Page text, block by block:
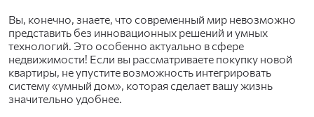
Вы, конечно, знаете, что современный мир невозможно
представить без инновационных решений и умных
технологий. Это особенно актуально в сфере
недвижимости! Если вы рассматриваете покупку новой
квартиры, не упустите возможность интегрировать
систему «умный дом», которая сделает вашу жизнь
значительно удобнее.